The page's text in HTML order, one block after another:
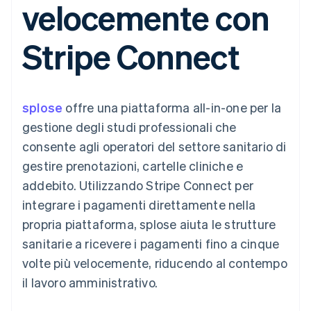
flessibile
Metodi di
pagamento
Terminal
Pagamenti di
Boost
ottimizzata
Link
accelerato
Financial
Conti finanziari
collegati
della contabilità
Stripe Sigma
personalizzati
Data Pipeline
Altro
Gestione del denaro
Piattaforme
SaaS
Aziende di IA
Creator economy
Gaming
Ospitalità, viaggi e
tempo libero
Assicurazione
intrattenimento
Organizzazioni non
profit
Servizi professionali
Pubblica
amministrazione
Commercio al dettaglio
Gestire gli
abbonamenti
Offrire addebiti in base
all'utilizzo
Emettere carte
garantite da stablecoin
gestisci i servizi con gli
agenti
Risorse
Integrazioni app
Esempi di codice
Blog per sviluppatori
Stato dell'API
Roadmap del prodotto
Conferenza annuale
Sessions
Lavora con noi
Sala stampa
Recapiti
Contattaci
Diventa nostro partner
velocemente con
Stripe Connect
splose offre una piattaforma all-in-one per la
gestione degli studi professionali che
consente agli operatori del settore sanitario di
gestire prenotazioni, cartelle cliniche e
addebito. Utilizzando Stripe Connect per
integrare i pagamenti direttamente nella
propria piattaforma, splose aiuta le strutture
sanitarie a ricevere i pagamenti fino a cinque
volte più velocemente, riducendo al contempo
il lavoro amministrativo.